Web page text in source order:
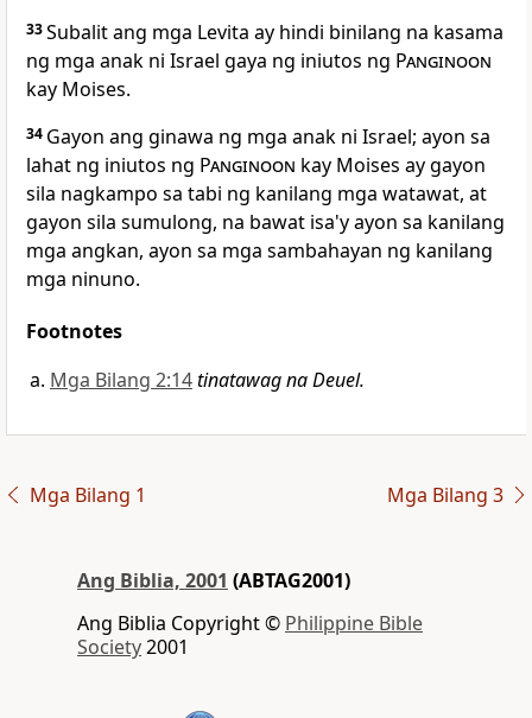
33Subalit ang mga Levita ay hindi binilang na kasama
ng mga anak ni Israel gaya ng iniutos ng Panginoon
kay Moises.
34 Gayon ang ginawa ng mga anak ni Israel; ayon sa
lahat ng iniutos ng Panginoon kay Moises ay gayon
sila nagkampo sa tabi ng kanilang mga watawat, at
gayon sila sumulong, na bawat isa'y ayon sa kanilang
mga angkan, ayon sa mga sambahayan ng kanilang
mga ninuno.
Footnotes
Mga Bilang 2:14tinatawag na Deuel.
Mga Bilang 1 Mga Bilang 3
Ang Biblia, 2001 (ABTAG2001)
Ang Biblia Copyright © Philippine Bible
Society2001